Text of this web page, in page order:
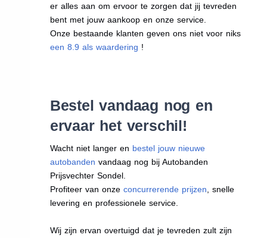
er alles aan om ervoor te zorgen dat jij tevreden
bent met jouw aankoop en onze service.
Onze bestaande klanten geven ons niet voor niks
een 8.9 als waardering !
Bestel vandaag nog en
ervaar het verschil!
Wacht niet langer en bestel jouw nieuwe
autobanden vandaag nog bij Autobanden
Prijsvechter Sondel.
Profiteer van onze concurrerende prijzen , snelle
levering en professionele service.
Wij zijn ervan overtuigd dat je tevreden zult zijn